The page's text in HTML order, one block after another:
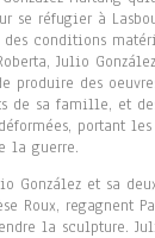
se réfugier à
des conditions
Julio
produire des
de sa famille, et
portant
la guerre.
González et sa
Roux, regagnent
la sculpture.